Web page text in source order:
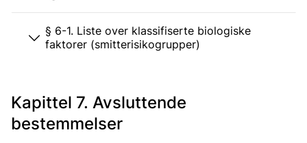
§ 6-1. Liste over klassifiserte biologiske
faktorer (smitterisikogrupper)
Kapittel 7. Avsluttende
bestemmelser